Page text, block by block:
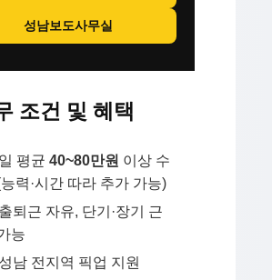
성남보도사무실
조건 및 혜택
일 평균40~80만원 이상 수
력·시간 따라 추가 가능)
출퇴근 자유, 단기·장기 근
능
성남 전지역 픽업 지원